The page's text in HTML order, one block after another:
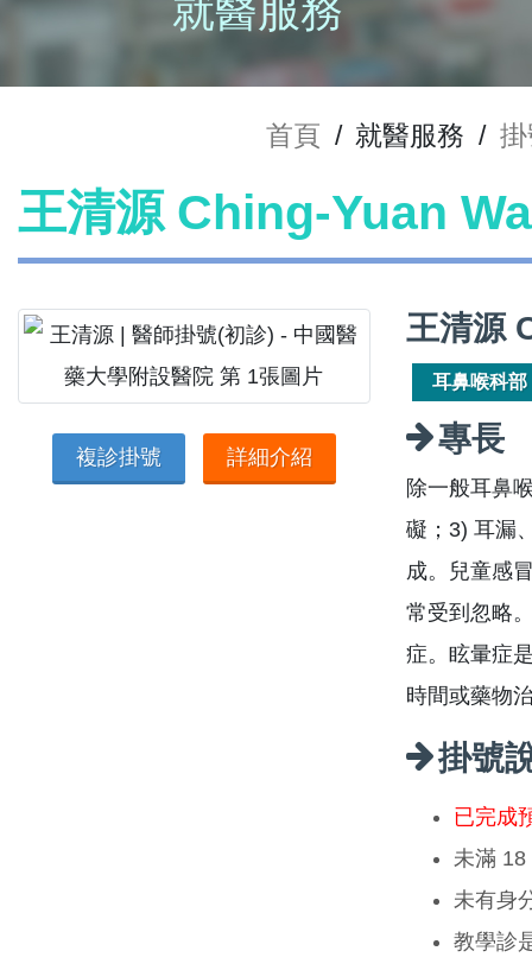
就醫服務
首頁 / 就醫服務 /
王清源 Ching-Yuan
複診掛號 詳細介紹
王清源
耳鼻喉科部
專長
除一般耳鼻
礙；3) 耳漏
成。兒童感
常受到忽略
症。眩暈症
時間或藥物
掛號
已完成
未滿 18
未有身
教學診